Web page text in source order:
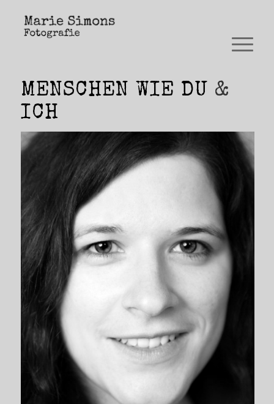
MENSCHEN WIE DU &
ICH